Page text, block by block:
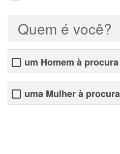
Quem é você?
um Homem à
uma Mulher à